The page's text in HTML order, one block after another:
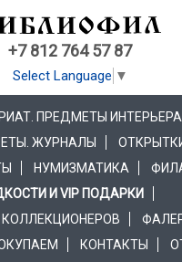
+7 812 764 57 87
Select Language ▼
ПРЕДМЕТЫ ИНТЕРЬЕРА
ЖУРНАЛЫ
НУМИЗМАТИКА
И VIP ПОДАРКИ
КОНТАКТЫ